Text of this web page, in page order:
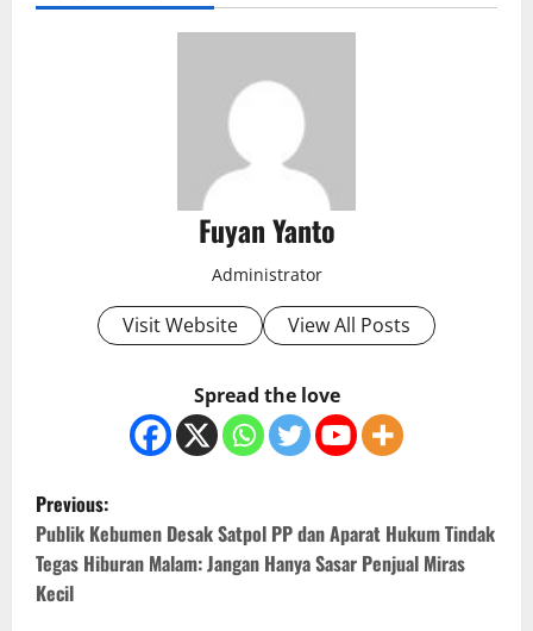
Fuyan Yanto
Administrator
Visit Website View All Posts
Spread the love
P
o
s
Previous:
Publik Kebumen Desak Satpol PP dan Aparat Hukum Tindak
Tegas Hiburan Malam: Jangan Hanya Sasar Penjual Miras
Kecil